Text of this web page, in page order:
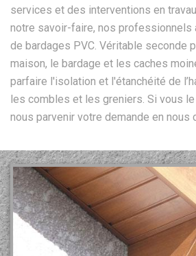
services et des interventions en
notre savoir-faire, nos professionnels
de bardages PVC. Véritable seconde
maison, le bardage et les caches
parfaire l'isolation et l'étanchéité de
les combles et les greniers. Si vous
nous parvenir votre demande en nous